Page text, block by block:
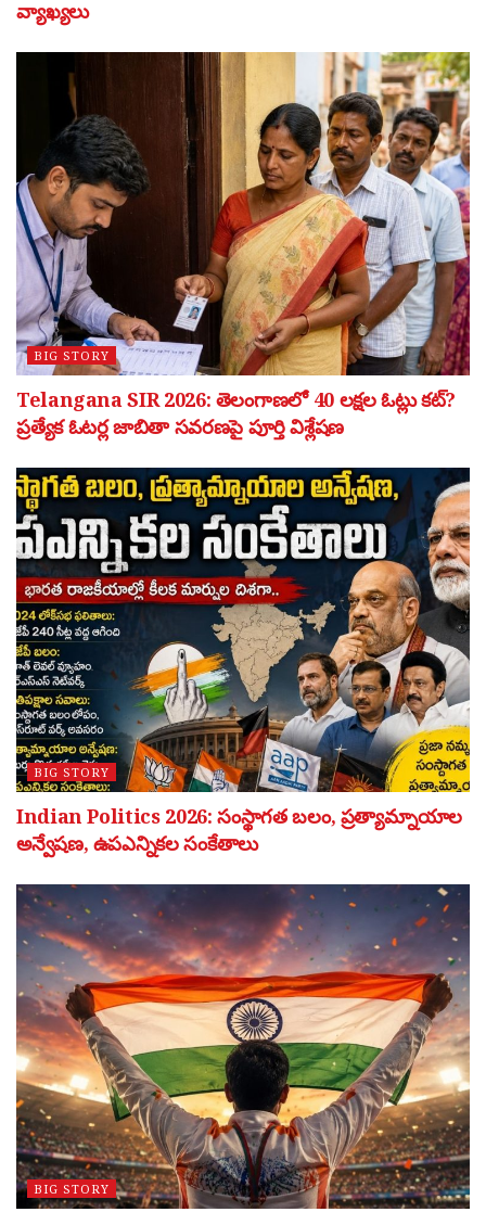
వ్యాఖ్యలు
BIG STORY
Telangana SIR 2026: తెలంగాణలో 40 లక్షల ఓట్లు కట్?
ప్రత్యేక ఓటర్ల జాబితా సవరణపై పూర్తి విశ్లేషణ
BIG STORY
Indian Politics 2026: సంస్థాగత బలం, ప్రత్యామ్నాయాల
అన్వేషణ, ఉపఎన్నికల సంకేతాలు
BIG STORY